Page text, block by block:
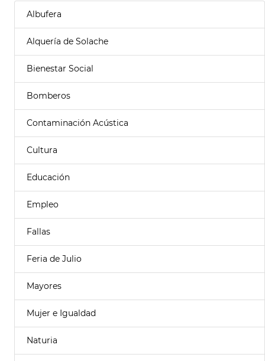
Albufera
Alquería de Solache
Bienestar Social
Bomberos
Contaminación Acústica
Cultura
Educación
Empleo
Fallas
Feria de Julio
Mayores
Mujer e Igualdad
Naturia